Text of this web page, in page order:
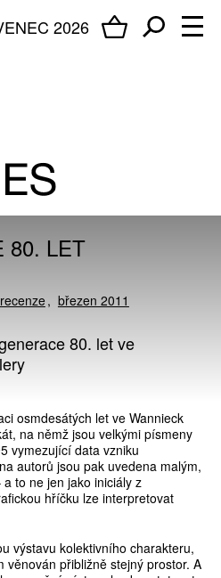
2026
80. LET
recenze březen 2011
80. let ve
osmdesátých let ve Wannieck
na němž jsou velkými písmeny
vymezující data vzniku
autorů jsou pak uvedena malým,
to ne jen jako iniciály z
hříčku lze interpretovat
výstavu kolektivního charakteru,
věnován přibližně stejný prostor. A